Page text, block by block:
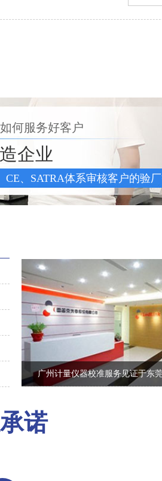
何服务好客户
企业
CE、SATRA体系审核客户的验
广州计量仪器校准服务见证于东
诺